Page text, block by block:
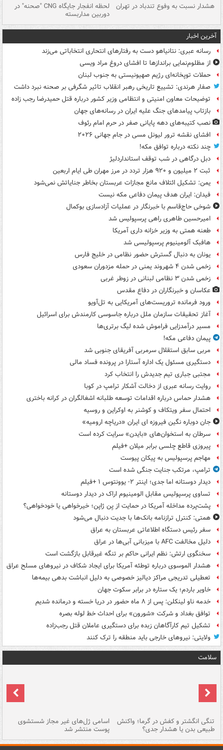
هشدار نسبت به وفوع تندباد در تهران لحظه انفجار جایگاه CNG "صحنه" در
دوربین مداربسته
آخرین اخبار
رسانه عبری: نتانیاهو دست به رفتارهای انتحاری انتخاباتی می‌زند
از مظلوم‌نمایی براندازها تا افشای دروغ مراد ویسی
حملات توپخانه‌ای رژیم صهیونیستی به جنوب لبنان
صفار هرندی: تشییع تاریخی رهبر انقلاب تاثیر شگرفی بر صحنه نبرد داشت
توضیحات معاون امنیتی و انتظامی وزیر کشور درباره قتل حمیدرضا رجب زاده
بازتاب پیامدهای جنگ علیه ایران در رسانه‌های جهان
نصب کتیبه‌های دهه پایانی صفر در حرم امام رئوف
افشای نقشه ترور لیونل مسی در جام جهانی ۲۰۲۶
چند نکته درباره توافق مکه!
دبل درگاهی در شب توقف استانداردلیژ
ثبت ۲ میلیون و ۹۲۰ هزار تردد در مرز مهران طی ایام اربعین
یمن: تشکیل ائتلاف مانع مجازات عربستان بخاطر جنایاتش نمی‌شود
فیدان: ایران هدف پیمان دفاعی مکه نیست
شوخی حاج‌قاسم با خبرنگار در عملیات آزادسازی بوکمال
امیرحسین طاهری راهی پرسپولیس شد
طعنه همتی به وزیر خزانه داری آمریکا
هافبک آلومینیوم پرسپولیسی شد
یونان به دنبال گسترش حضور نظامی در خلیج فارس
زخمی شدن ۴ شهروند یمنی در حمله مزدوران سعودی
زخمی شدن ۳ نظامی لبنانی در زوطر غربی
عکاسان و خبرنگاران در دفاع مقدس
ورود فرمانده تروریست‌های آمریکایی به تل‌آویو
آغاز تحقیقات سازمان ملل درباره جاسوسی کارمندش برای اسرائیل
مسیر درآمدزایی فراموش شده لیگ برتری‌ها
پیمان دفاعی مکه!
مربی سابق استقلال سرمربی آفریقای جنوبی شد
دستگیری مسئول یک اداره آستارا در پرونده فساد مالی
مجتبی جباری تیم جدیدش را انتخاب کرد
روایت رسانه عبری از دخالت آشکار ترامپ در کوبا
هشدار حماس درباره اقدامات توسعه طلبانه اشغالگران در کرانه باختری
احتمال سفر ویتکاف و کوشنر به اوکراین و روسیه
جان دوباره نگین فیروزه ای ایران «دریاچه ارومیه»
سرطان به استخوان‌های «بایدن» سرایت کرده است
پیروزی قاطع چلسی برابر میلان +فیلم
مهاجم پرسپولیس به پیکان پیوست
ترامپ، مرتکب جنایت جنگی شده است
دیدار دوستانه اما جدی؛ اینتر ۲- یوونتوس ۱ +فیلم
تساوی پرسپولیس مقابل الومینیوم اراک در دیدار دوستانه
پشت‌پرده مداخله آمریکا در حمایت از یِن ژاپن؛ خیرخواهی یا خودخواهی؟
همتی: کنترل ترازنامه بانک‌ها با جدیت دنبال می‌شود
سفر رئیس دستگاه اطلاعاتی عربستان به عراق
دلیل مخالفت AFC با میزبانی آبی‌ها در عراق
سخنگوی ارتش: نظم ایرانی حاکم بر تنگه غیرقابل بازگشت است
هشدار الموسوی درباره توطئه آمریکا برای ایجاد شکاف در نیروهای مسلح عراق
تعطیلی تدریجی مراکز دیالیز خصوصی به دلیل انباشت بدهی بیمه‌ها
خاویر باردم؛ یک ستاره در برابر سکوت جهان
خدمه ناو لینکلن: پس از ۸ ماه حضور در دریا خسته و درمانده‌ شدیم
توافق بغداد و شرکت «شورون» برای احداث خط لوله بصره
تشکیل تیم کارآگاهان زبده برای دستگیری عاملان قتل رجب‌زاده
ولایتی: نیروهای خارجی باید منطقه را ترک کنند
سلامت
تنگی انگشتر و کفش در گرما؛ واکنش
طبیعی بدن یا هشدار جدی؟
اسامی ژل‌های غیر مجاز شستشوی
پوست منتشر شد